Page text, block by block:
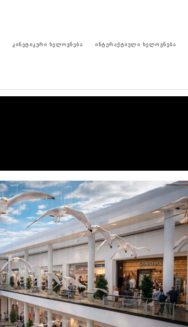
ᲙᲘᲜᲔᲢᲘᲙᲣᲠᲘ ᲮᲔᲚᲝᲕᲜᲔᲑᲐ ᲘᲜᲢᲔᲠᲐᲥᲢᲘᲣᲚᲘ ᲮᲔᲚᲝᲕᲜᲔᲑᲐ